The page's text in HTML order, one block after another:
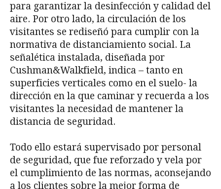
para garantizar la desinfección y calidad del
aire. Por otro lado, la circulación de los
visitantes se rediseñó para cumplir con la
normativa de distanciamiento social. La
señalética instalada, diseñada por
Cushman&Walkfield, indica – tanto en
superficies verticales como en el suelo- la
dirección en la que caminar y recuerda a los
visitantes la necesidad de mantener la
distancia de seguridad.
Todo ello estará supervisado por personal
de seguridad, que fue reforzado y vela por
el cumplimiento de las normas, aconsejando
a los clientes sobre la mejor forma de